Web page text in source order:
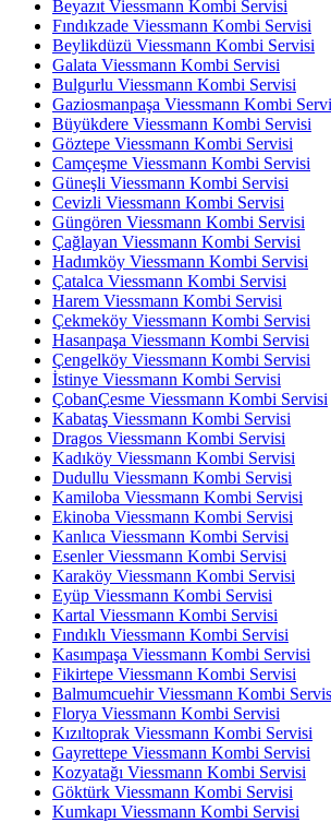
Beyazıt Viessmann Kombi Servisi
Fındıkzade Viessmann Kombi Servisi
Beylikdüzü Viessmann Kombi Servisi
Galata Viessmann Kombi Servisi
Bulgurlu Viessmann Kombi Servisi
Gaziosmanpaşa Viessmann Kombi
Büyükdere Viessmann Kombi Servisi
Göztepe Viessmann Kombi Servisi
Camçeşme Viessmann Kombi Servisi
Güneşli Viessmann Kombi Servisi
Cevizli Viessmann Kombi Servisi
Güngören Viessmann Kombi Servisi
Çağlayan Viessmann Kombi Servisi
Hadımköy Viessmann Kombi Servisi
Çatalca Viessmann Kombi Servisi
Harem Viessmann Kombi Servisi
Çekmeköy Viessmann Kombi Servisi
Hasanpaşa Viessmann Kombi Servisi
Çengelköy Viessmann Kombi Servisi
İstinye Viessmann Kombi Servisi
ÇobanÇesme Viessmann Kombi Servisi
Kabataş Viessmann Kombi Servisi
Dragos Viessmann Kombi Servisi
Kadıköy Viessmann Kombi Servisi
Dudullu Viessmann Kombi Servisi
Kamiloba Viessmann Kombi Servisi
Ekinoba Viessmann Kombi Servisi
Kanlıca Viessmann Kombi Servisi
Esenler Viessmann Kombi Servisi
Karaköy Viessmann Kombi Servisi
Eyüp Viessmann Kombi Servisi
Kartal Viessmann Kombi Servisi
Fındıklı Viessmann Kombi Servisi
Kasımpaşa Viessmann Kombi Servisi
Fikirtepe Viessmann Kombi Servisi
Balmumcuehir Viessmann Kombi
Florya Viessmann Kombi Servisi
Kızıltoprak Viessmann Kombi Servisi
Gayrettepe Viessmann Kombi Servisi
Kozyatağı Viessmann Kombi Servisi
Göktürk Viessmann Kombi Servisi
Kumkapı Viessmann Kombi Servisi